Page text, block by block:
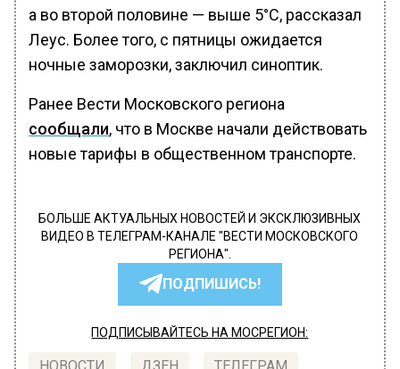
а во второй половине — выше 5°С, рассказал
Леус. Более того, с пятницы ожидается
ночные заморозки, заключил синоптик.
Ранее Вести Московского региона
сообщали, что в Москве начали действовать
новые тарифы в общественном транспорте.
БОЛЬШЕ АКТУАЛЬНЫХ НОВОСТЕЙ И ЭКСКЛЮЗИВНЫХ
ВИДЕО В ТЕЛЕГРАМ-КАНАЛЕ "ВЕСТИ МОСКОВСКОГО
РЕГИОНА".
ПОДПИШИСЬ!
ПОДПИСЫВАЙТЕСЬ НА МОСРЕГИОН: